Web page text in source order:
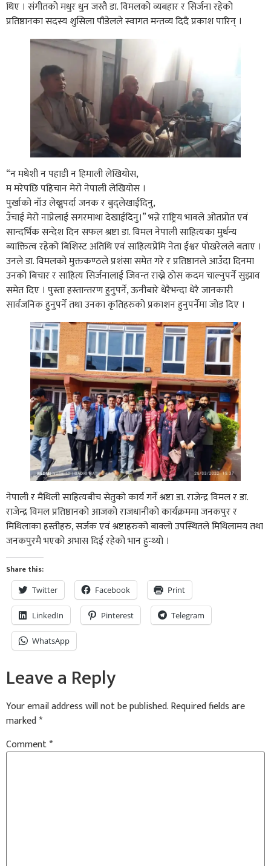
थिए । संगीतको मधुर धुन जस्तै डा. विमलको व्यबहार र सिर्जना रहेको
प्रतिष्ठानका सदस्य शुसिला पौडेलले स्वागत मन्तव्य दिदै प्रकाश पारिन् ।
“न मधेशी न पहाडी न हिमाली लेखियोस,
म मरेपछि पहिचान मेरो नेपाली लेखियोस ।
पुर्खाको नाँउ लेख्नुपर्दा जनक र बुद्लेखाईदिनु,
उँचाई मेरो नाप्नेलाई सगरमाथा देखाईदिनु।” भन्ने राष्ट्रिय भावले ओतप्रोत एवं
सान्दर्भिक सन्देश दिन सफल श्रष्टा डा. विमल नेपाली साहित्यका मुर्धन्य
ब्याक्तित्व रहेको बिशिस्ट अतिथि एवं साहित्यप्रेमि नेता ईश्वर पोखरेलले बताए ।
उनले डा. विमलको मुक्तकण्ठले प्रशंसा समेत गरे र प्रतिष्ठानले आउँदा दिनमा
उनको बिचार र साहित्य सिर्जनालाई जिवन्त राख्ने ठाेस कदम चाल्नुपर्ने सुझाव
समेत दिए । पुस्ता हस्तान्तरण हुनुपर्ने, ऊनीबारे धेरैभन्दा धेरै जानकारी
सार्वजनिक हुनुपर्ने तथा उनका कृतिहरुको प्रकाशन हुनुपर्नेमा जोड दिए ।
नेपाली र मैथिली साहित्यबीच सेतुको कार्य गर्ने श्रष्टा डा. राजेन्द्र विमल र डा.
राजेन्द्र विमल प्रतिष्ठानको आजको राजधानीको कार्यक्रममा जनकपुर र
मिथिलाका हस्तीहरु, सर्जक एवं श्रष्टाहरुको बाक्लो उपस्थितले मिथिलामय तथा
जनकपुरमै भएको अभास दिई रहेको भान हुन्थ्यो ।
Share this:
Twitter Facebook Print
LinkedIn Pinterest Telegram
WhatsApp
Leave a Reply
Your email address will not be published.Required fields are
marked*
Comment*